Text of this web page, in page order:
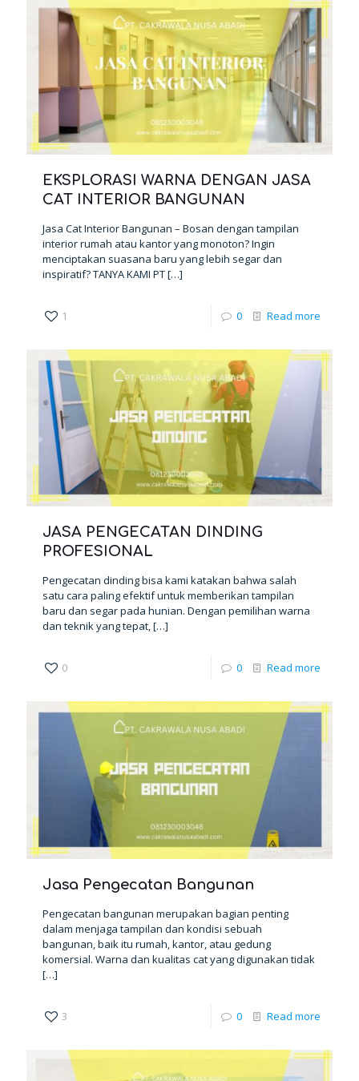
EKSPLORASI WARNA DENGAN JASA
CAT INTERIOR BANGUNAN
Jasa Cat Interior Bangunan – Bosan dengan tampilan
interior rumah atau kantor yang monoton? Ingin
menciptakan suasana baru yang lebih segar dan
inspiratif? TANYA KAMI PT[…]
1 0 Read more
JASA PENGECATAN DINDING
PROFESIONAL
Pengecatan dinding bisa kami katakan bahwa salah
satu cara paling efektif untuk memberikan tampilan
baru dan segar pada hunian. Dengan pemilihan warna
dan teknik yang tepat,[…]
0 0 Read more
Jasa Pengecatan Bangunan
Pengecatan bangunan merupakan bagian penting
dalam menjaga tampilan dan kondisi sebuah
bangunan, baik itu rumah, kantor, atau gedung
komersial. Warna dan kualitas cat yang digunakan tidak
[…]
3 0 Read more